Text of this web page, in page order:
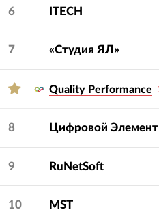
6 ITECH
7 «Студия ЯЛ»
Quality Performance
8 Цифровой Элемент
9 RuNetSoft
10 MST